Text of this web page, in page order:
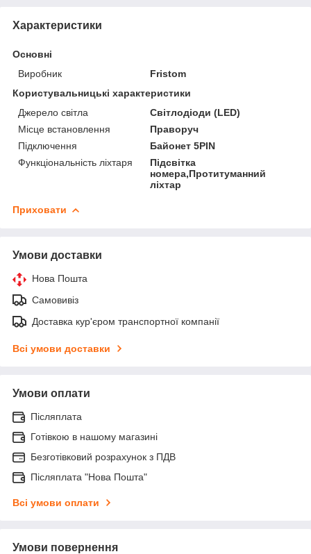
Характеристики
Основні
Виробник
Fristom
Користувальницькі характеристики
Джерело світла
Світлодіоди (LED)
Місце встановлення
Праворуч
Підключення
Байонет 5PIN
Функціональність ліхтаря
Підсвітка
номера,Протитуманний
ліхтар
Приховати
Умови доставки
Нова Пошта
Самовивіз
Доставка кур'єром транспортної компанії
Всі умови доставки
Умови оплати
Післяплата
Готівкою в нашому магазині
Безготівковий розрахунок з ПДВ
Післяплата "Нова Пошта"
Всі умови оплати
Умови повернення